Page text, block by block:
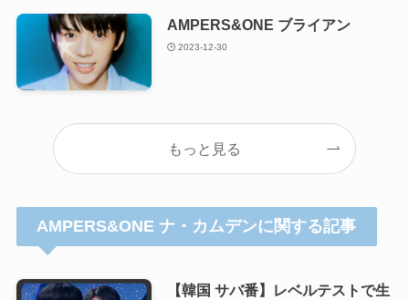
AMPERS&ONE ブライアン
2023-12-30
もっと見る
AMPERS&ONE ナ・カムデンに関する記事
【韓国 サバ番】レベルテストで生